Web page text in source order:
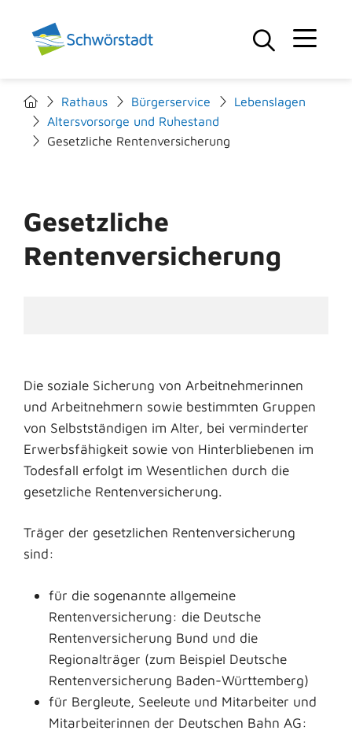
Rathaus Bürgerservice
Lebenslagen
Altersvorsorge und Ruhestand
Gesetzliche Rentenversicherung
Gesetzliche
Rentenversicherung
Die soziale Sicherung von Arbeitnehmerinnen
und Arbeitnehmern sowie bestimmten Gruppen
von Selbstständigen im Alter, bei verminderter
Erwerbsfähigkeit sowie von Hinterbliebenen im
Todesfall erfolgt im Wesentlichen durch die
gesetzliche Rentenversicherung.
Träger der gesetzlichen Rentenversicherung
sind:
für die sogenannte allgemeine
Rentenversicherung: die Deutsche
Rentenversicherung Bund und die
Regionalträger (zum Beispiel Deutsche
Rentenversicherung Baden-Württemberg)
für Bergleute, Seeleute und Mitarbeiter und
Mitarbeiterinnen der Deutschen Bahn AG: